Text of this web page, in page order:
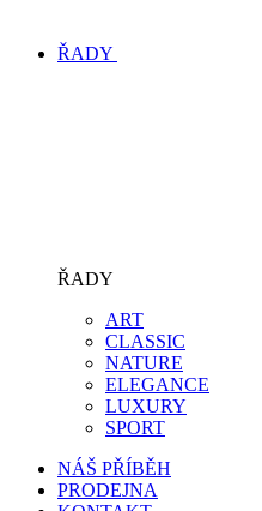
ŘADY
ŘADY
ART
CLASSIC
NATURE
ELEGANCE
LUXURY
SPORT
NÁŠ PŘÍBĚH
PRODEJNA